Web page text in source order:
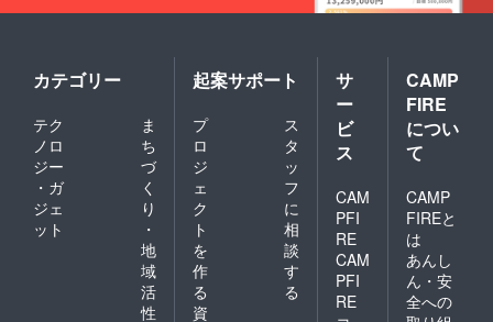
カテゴリー
テク
ノロ
ジー
・ガ
ジェ
ット
ま
ち
づ
く
り
・
地
域
活
性
起案サポート
プ
ロ
ジ
ェ
ク
ト
を
作
る
ス
タ
ッ
フ
に
相
談
す
る
資
サ
ー
ビ
ス
CAM
PFI
RE
CAM
PFI
RE
CAMP
FIRE
につい
て
CAMP
FIREと
は
あんし
ん・安
全への